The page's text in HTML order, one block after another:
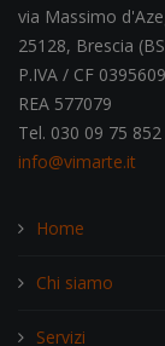
via Massimo
25128, Brescia
P.IVA / CF
REA 577079
Tel. 030 09 75 852
info@vimarte.it
Home
Chi siamo
Servizi